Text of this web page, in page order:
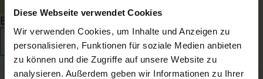
Diese Webseite verwendet Cookies
Wir verwenden Cookies, um Inhalte und Anzeigen zu
personalisieren, Funktionen für soziale Medien anbieten
zu können und die Zugriffe auf unsere Website zu
analysieren. Außerdem geben wir Informationen zu Ihrer
Blutalkohol
Mehr erfahren Mediadaten